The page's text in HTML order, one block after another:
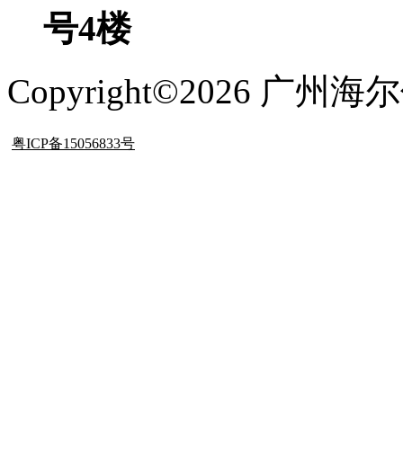
号4楼
Copyright©2026 广州海
粤ICP备15056833号